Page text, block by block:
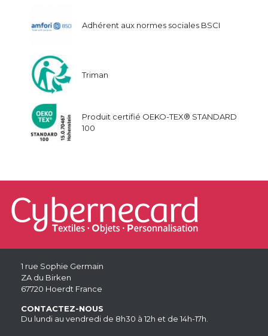
Adhérent aux normes sociales BSCI
Triman
Produit certifié OEKO-TEX® STANDARD
100
1 rue Sophie Germain
ZA du Birken
67720 Hoerdt France
CONTACTEZ-NOUS
Du lundi au vendredi de 8h30 à 12h et de 14h-17h.